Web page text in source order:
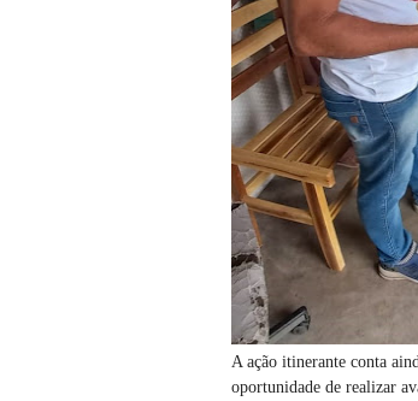
A ação itinerante conta
oportunidade de realizar